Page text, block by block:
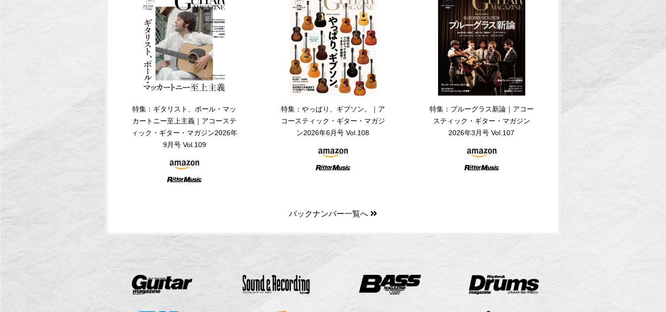
特集：ギタリスト、ポール・マッ
カートニー至上主義｜アコーステ
ィック・ギター・マガジン2026年
9月号 Vol.109
特集：やっぱり、ギブソン。｜ア
コースティック・ギター・マガジ
ン2026年6月号 Vol.108
特集：ブルーグラス新論｜アコー
スティック・ギター・マガジン
2026年3月号 Vol.107
バックナンバー一覧へ